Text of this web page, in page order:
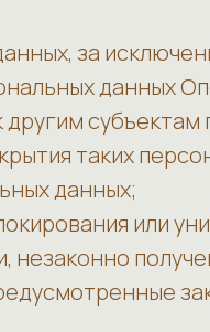
за
данных
субъектам
таких
данных;
или